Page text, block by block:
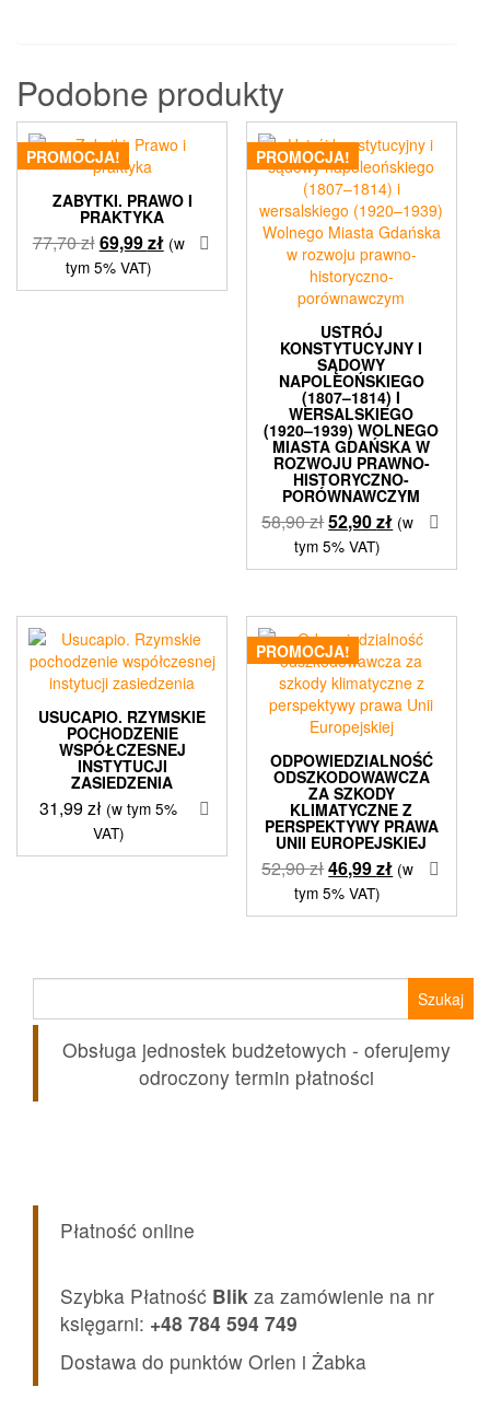
Podobne produkty
PROMOCJA!
ZABYTKI. PRAWO I
PRAKTYKA
77,70złPierwotna
cena
wynosiła:
69,99złAktualna
wynosi:
(w
tym 5% VAT)
PROMOCJA!
USTRÓJ
KONSTYTUCYJNY I
SĄDOWY
NAPOLEOŃSKIEGO
(1807–1814) I
WERSALSKIEGO
(1920–1939) WOLNEGO
MIASTA GDAŃSKA W
ROZWOJU PRAWNO-
HISTORYCZNO-
PORÓWNAWCZYM
58,90złPierwotna
cena
wynosiła:
52,90złAktualna
wynosi:
(w
tym 5% VAT)
USUCAPIO. RZYMSKIE
POCHODZENIE
WSPÓŁCZESNEJ
INSTYTUCJI
ZASIEDZENIA
31,99zł (w tym 5%
VAT)
PROMOCJA!
ODPOWIEDZIALNOŚĆ
ODSZKODOWAWCZA
ZA SZKODY
KLIMATYCZNE Z
PERSPEKTYWY PRAWA
UNII EUROPEJSKIEJ
52,90złPierwotna
cena
wynosiła:
46,99złAktualna
wynosi:
(w
tym 5% VAT)
Obsługa jednostek budżetowych - oferujemy
odroczony termin płatności
Płatność online
Szybka Płatność Blik za zamówienie na nr
księgarni: +48 784 594 749
Dostawa do punktów Orlen i Żabka